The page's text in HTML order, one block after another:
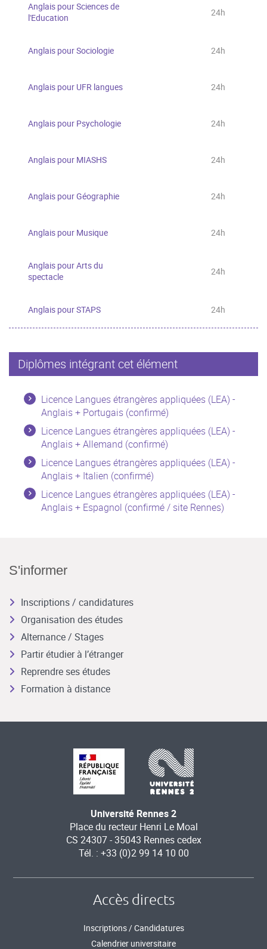
Anglais pour Sciences de
l'Education
24h
Anglais pour Sociologie 24h
Anglais pour UFR langues 24h
Anglais pour Psychologie 24h
Anglais pour MIASHS 24h
Anglais pour Géographie 24h
Anglais pour Musique 24h
Anglais pour Arts du
spectacle
24h
Anglais pour STAPS 24h
Diplômes intégrant cet élément
Licence Langues étrangères appliquées (LEA) -
Anglais + Portugais (confirmé)
Licence Langues étrangères appliquées (LEA) -
Anglais + Allemand (confirmé)
Licence Langues étrangères appliquées (LEA) -
Anglais + Italien (confirmé)
Licence Langues étrangères appliquées (LEA) -
Anglais + Espagnol (confirmé / site Rennes)
S'informer
Inscriptions / candidatures
Organisation des études
Alternance / Stages
Partir étudier à l’étranger
Reprendre ses études
Formation à distance
Université Rennes 2
Place du recteur Henri Le Moal
CS 24307 - 35043 Rennes cedex
Tél. : +33 (0)2 99 14 10 00
Accès directs
Inscriptions / Candidatures
Calendrier universitaire